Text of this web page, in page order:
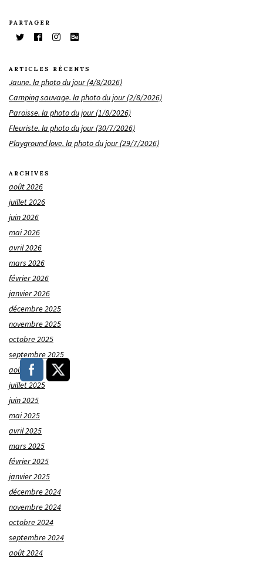
PARTAGER
ARTICLES RÉCENTS
Jaune. la photo du jour (4/8/2026)
Camping sauvage. la photo du jour (2/8/2026)
Paroisse. la photo du jour (1/8/2026)
Fleuriste. la photo du jour (30/7/2026)
Playground love. la photo du jour (29/7/2026)
ARCHIVES
août 2026
juillet 2026
juin 2026
mai 2026
avril 2026
mars 2026
février 2026
janvier 2026
décembre 2025
novembre 2025
octobre 2025
septembre 2025
août 2025
juillet 2025
juin 2025
mai 2025
avril 2025
mars 2025
février 2025
janvier 2025
décembre 2024
novembre 2024
octobre 2024
septembre 2024
août 2024